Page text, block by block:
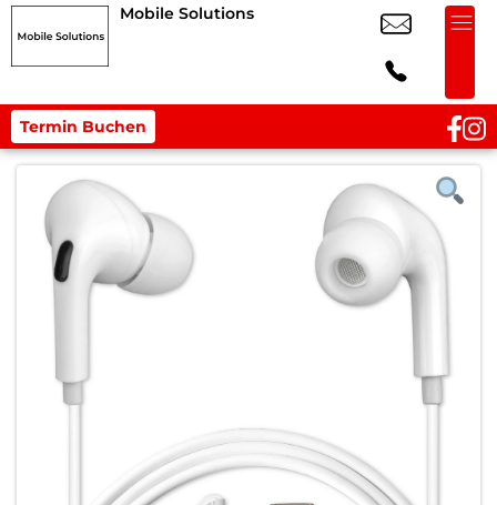
Mobile Solutions
Termin Buchen